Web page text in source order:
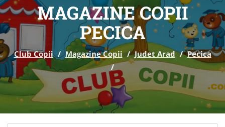
MAGAZINE COPII
PECICA
Club Copii / Magazine Copii / Judet Arad / Pecica
/